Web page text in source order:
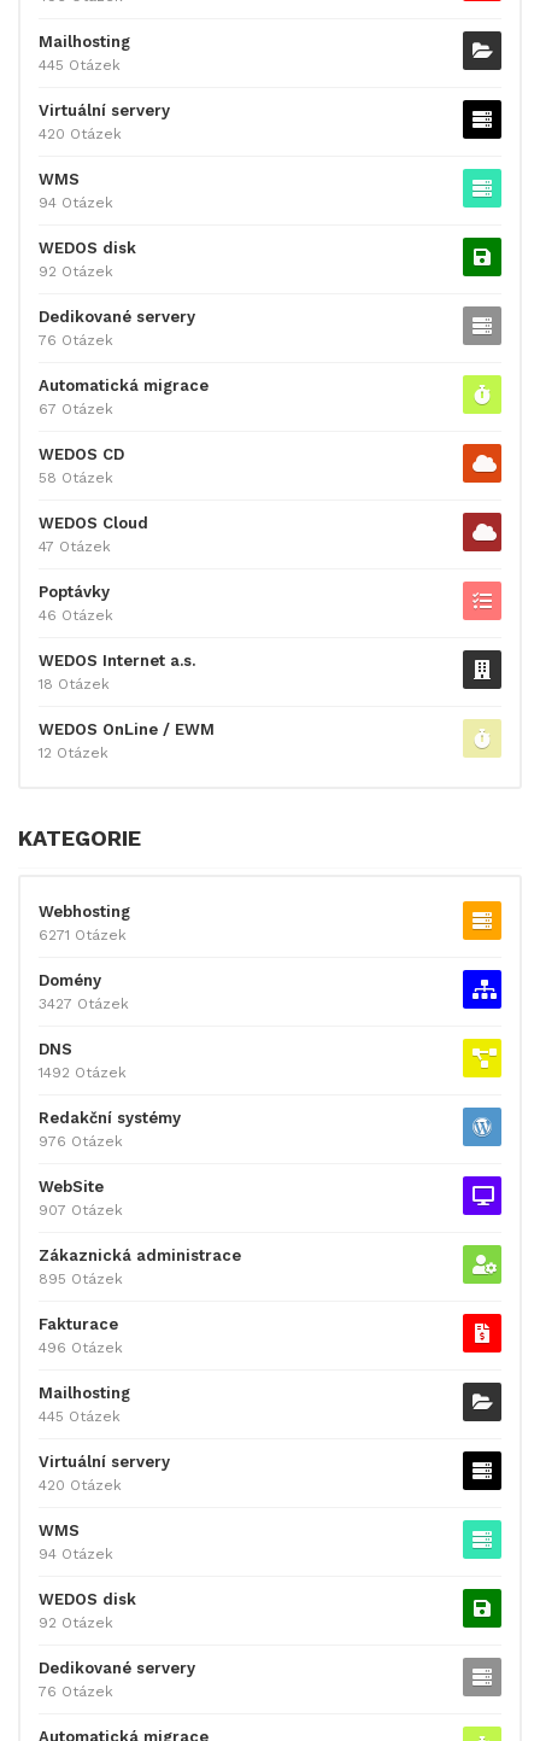
Mailhosting
445 Otázek
Virtuální servery
420 Otázek
WMS
94 Otázek
WEDOS disk
92 Otázek
Dedikované servery
76 Otázek
Automatická migrace
67 Otázek
WEDOS CD
58 Otázek
WEDOS Cloud
47 Otázek
Poptávky
46 Otázek
WEDOS Internet a.s.
18 Otázek
WEDOS OnLine / EWM
12 Otázek
KATEGORIE
Webhosting
6271 Otázek
Domény
3427 Otázek
DNS
1492 Otázek
Redakční systémy
976 Otázek
WebSite
907 Otázek
Zákaznická administrace
895 Otázek
Fakturace
496 Otázek
Mailhosting
445 Otázek
Virtuální servery
420 Otázek
WMS
94 Otázek
WEDOS disk
92 Otázek
Dedikované servery
76 Otázek
Automatická migrace